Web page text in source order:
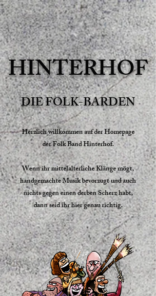
HINTERHOF
DIE FOLK-BARDEN
Herzlich willkommen auf der Homepage
der Folk Band Hinterhof.
​Wenn ihr mittelalterliche Klänge mögt,
handgemachte Musik bevorzugt und auch
nichts gegen einen derben Scherz habt,
dann seid ihr hier genau richtig.